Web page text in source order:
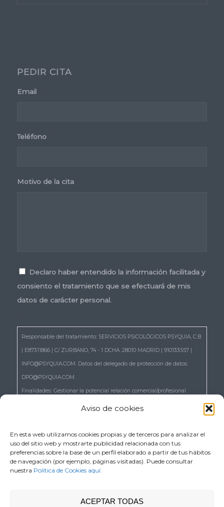
Aviso de cookies
En esta web utilizamos cookies propias y de terceros para analizar el
uso del sitio web y mostrarte publicidad relacionada con tus
preferencias sobre la base de un perfil elaborado a partir de tus hábitos
de navegación (por ejemplo, páginas visitadas). Puede consultar
nuestra Política de Cookies aquí.
ACEPTAR TODAS
PEDIR CITA
Email
Teléfono
Motivo de la cita
Declaro haber entendido la información facilitada y
consiento el tratamiento que se efectuará de mis
datos de carácter personal.
Responsable del tratamiento: SERVICIOS PSICOLÓGICOS PSYQUIA, C.B
| E87311866 | C/ ZURBANO, 74 - 1 DCHA. 28010 MADRID | 910133557 |
INFO@PSYQUIA.COM. Datos del delegado de protección de datos:
DPO@PSYQUIA.COM.
Finalidades: Gestionar la potencial relación comercial/profesional.
22 del RGPD, de acceso, rectificación, supresión, portabilidad,
únicamente en el tratamiento automatizado de sus datos, cuando
MADRID o en el correo electrónico DPO@PSYQUIA.COM.